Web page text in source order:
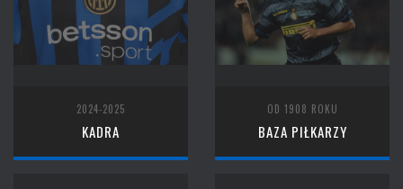
2024-2025
KADRA
OD 1908 ROKU
BAZA PIŁKARZY